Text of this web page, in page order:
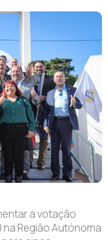
a votação
Região Autónoma